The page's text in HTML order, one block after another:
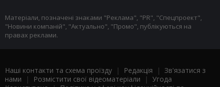
Матеріали, позначені знаками "Реклама", "PR", "Спецпроект",
"Новини компаній", "Актуально", "Промо", публікуються на
правах реклами.
Наші контакти та схема проїзду | Редакція | Зв'язатися з
нами | Розмістити свої відеоматеріали | Угода